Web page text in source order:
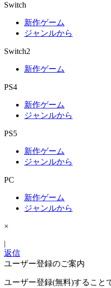
Switch
新作ゲーム
ジャンルから
Switch2
新作ゲーム
PS4
新作ゲーム
ジャンルから
PS5
新作ゲーム
ジャンルから
PC
新作ゲーム
ジャンルから
×
|
返信
ユーザー登録のご案内
ユーザー登録(無料)すること